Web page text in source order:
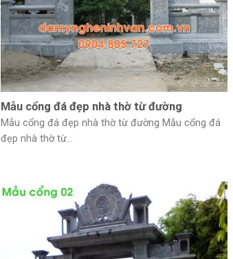
Mẫu cổng đá đẹp nhà thờ từ đường
Mẫu cổng đá đẹp nhà thờ từ đường Mẫu cổng đá
đẹp nhà thờ từ...